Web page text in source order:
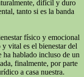
difícil y duro
tanto si es la banda
físico y emocional
vital es el bienestar del
ha hablado incluso de un
finalmente, por parte
a casa nuestra.